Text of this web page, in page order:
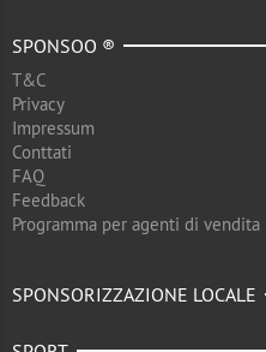
SPONSOO ®
T&C
Privacy
Impressum
Conttati
FAQ
Feedback
Programma per agenti di vendita
SPONSORIZZAZIONE LOCALE